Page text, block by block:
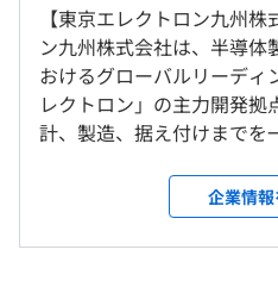
＜勤務地 2＞
大津事業所：熊本県菊池郡大
勤務地最寄駅：JR豊肥線／瀬
※上記熊本県内事業所での転
※原則熊本勤務ですが、担当
在・転勤等により、その他の
（※想定年収は年収提示額を保
〈フレックスタイム制〉
▪️標準的な勤務時間帯／9:15
▪️コアタイム／10:00～15:00
【東京エレクトロン九州
ン九州株式会社は、半導体
おけるグローバルリーディ
レクトロン」の主力開発拠
計、製造、据え付けまでを
装置向けに技術開発力の強
もトップクラスの高付加価
◎事業内容： 半導体製造
企業情